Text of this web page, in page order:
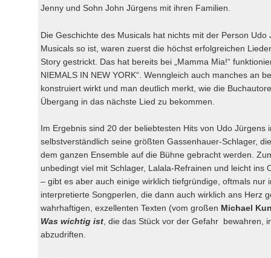
Jenny und Sohn John Jürgens mit ihren Familien.
Die Geschichte des Musicals hat nichts mit der Person
Musicals so ist, waren zuerst die höchst erfolgreichen
Story gestrickt. Das hat bereits bei „Mamma Mia!“
NIEMALS IN NEW YORK“. Wenngleich auch manches an
konstruiert wirkt und man deutlich merkt, wie die
Übergang in das nächste Lied zu bekommen.
Im Ergebnis sind 20 der beliebtesten Hits von Udo Jürgens
selbstverständlich seine größten Gassenhauer-Schlager,
dem ganzen Ensemble auf die Bühne gebracht werden.
unbedingt viel mit Schlager, Lalala-Refrainen und leicht ins
– gibt es aber auch einige wirklich tiefgründige, oftmals nur
interpretierte Songperlen, die dann auch wirklich ans Herz
wahrhaftigen, exzellenten Texten (vom großen Michael
Was wichtig ist, die das Stück vor der Gefahr bewahren,
abzudriften.